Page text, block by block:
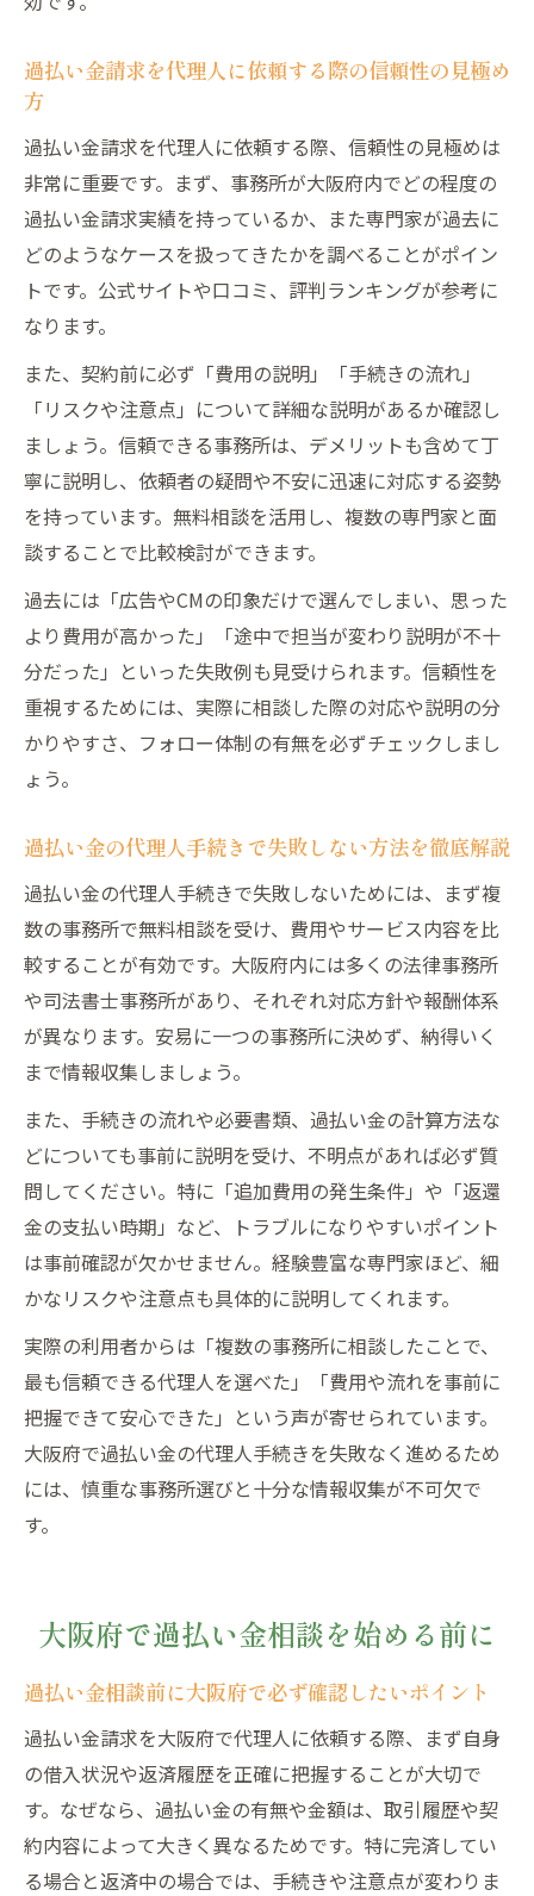
過払い金請求を代理人に依頼する際の信頼性の見極め
方
過払い金請求を代理人に依頼する際、信頼性の見極めは
非常に重要です。まず、事務所が大阪府内でどの程度の
過払い金請求実績を持っているか、また専門家が過去に
どのようなケースを扱ってきたかを調べることがポイン
トです。公式サイトや口コミ、評判ランキングが参考に
なります。
また、契約前に必ず「費用の説明」「手続きの流れ」
「リスクや注意点」について詳細な説明があるか確認し
ましょう。信頼できる事務所は、デメリットも含めて丁
寧に説明し、依頼者の疑問や不安に迅速に対応する姿勢
を持っています。無料相談を活用し、複数の専門家と面
談することで比較検討ができます。
過去には「広告やCMの印象だけで選んでしまい、思った
より費用が高かった」「途中で担当が変わり説明が不十
分だった」といった失敗例も見受けられます。信頼性を
重視するためには、実際に相談した際の対応や説明の分
かりやすさ、フォロー体制の有無を必ずチェックしまし
ょう。
過払い金の代理人手続きで失敗しない方法を徹底解説
過払い金の代理人手続きで失敗しないためには、まず複
数の事務所で無料相談を受け、費用やサービス内容を比
較することが有効です。大阪府内には多くの法律事務所
や司法書士事務所があり、それぞれ対応方針や報酬体系
が異なります。安易に一つの事務所に決めず、納得いく
まで情報収集しましょう。
また、手続きの流れや必要書類、過払い金の計算方法な
どについても事前に説明を受け、不明点があれば必ず質
問してください。特に「追加費用の発生条件」や「返還
金の支払い時期」など、トラブルになりやすいポイント
は事前確認が欠かせません。経験豊富な専門家ほど、細
かなリスクや注意点も具体的に説明してくれます。
実際の利用者からは「複数の事務所に相談したことで、
最も信頼できる代理人を選べた」「費用や流れを事前に
把握できて安心できた」という声が寄せられています。
大阪府で過払い金の代理人手続きを失敗なく進めるため
には、慎重な事務所選びと十分な情報収集が不可欠で
す。
大阪府で過払い金相談を始める前に
過払い金相談前に大阪府で必ず確認したいポイント
過払い金請求を大阪府で代理人に依頼する際、まず自身
の借入状況や返済履歴を正確に把握することが大切で
す。なぜなら、過払い金の有無や金額は、取引履歴や契
約内容によって大きく異なるためです。特に完済してい
る場合と返済中の場合では、手続きや注意点が変わりま